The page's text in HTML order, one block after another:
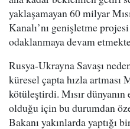
yaklaşamayan 60 milyar
Kanalı’nı genişletme
odaklanmaya devam
Rusya-Ukrayna Savaşı
küresel çapta hızla artması
kötüleştirdi. Mısır
olduğu için bu durumdan
Bakanı yakınlarda yaptığı